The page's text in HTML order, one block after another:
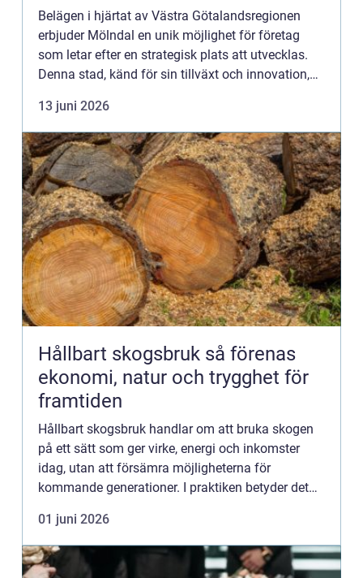
Belägen i hjärtat av Västra Götalandsregionen
erbjuder Mölndal en unik möjlighet för företag
som letar efter en strategisk plats att utvecklas.
Denna stad, känd för sin tillväxt och innovation,
13 juni 2026
Hållbart skogsbruk så förenas
ekonomi, natur och trygghet för
framtiden
Hållbart skogsbruk handlar om att bruka skogen
på ett sätt som ger virke, energi och inkomster
idag, utan att försämra möjligheterna för
kommande generationer. I praktiken betyder det
ekonomi och sociala värd...
01 juni 2026